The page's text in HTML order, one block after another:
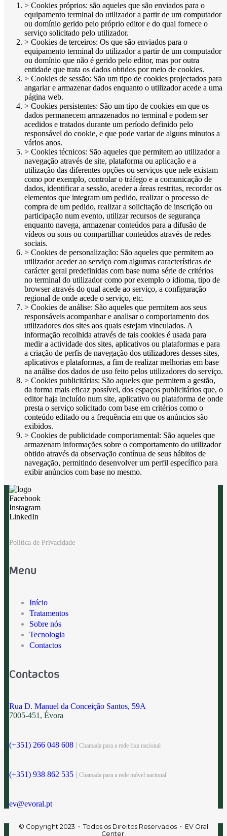
> Cookies próprios: são aqueles que são enviados para o
equipamento terminal do utilizador a partir de um computador
ou domínio gerido pelo próprio editor e do qual fornece o
serviço solicitado pelo utilizador.
> Cookies de terceiros: Os que são enviados para o
equipamento terminal do utilizador a partir de um computador
ou domínio que não é gerido pelo editor, mas por outra
entidade que trata os dados obtidos por meio de cookies.
> Cookies de sessão: São um tipo de cookies projectados para
angariar e armazenar dados enquanto o utilizador acede a uma
página web.
> Cookies persistentes: São um tipo de cookies em que os
dados permanecem armazenados no terminal e podem ser
acedidos e tratados durante um período definido pelo
responsável do cookie, e que pode variar de alguns minutos a
vários anos.
> Cookies técnicos: São aqueles que permitem ao utilizador a
navegação através de site, plataforma ou aplicação e a
utilização das diferentes opções ou serviços que nele existam
como por exemplo, controlar o tráfego e a comunicação de
dados, identificar a sessão, aceder a áreas restritas, recordar os
elementos que integram um pedido, realizar o processo de
compra de um pedido, realizar a solicitação de inscrição ou
participação num evento, utilizar recursos de segurança
enquanto navega, armazenar conteúdos para a difusão de
vídeos ou sons ou compartilhar conteúdos através de redes
sociais.
> Cookies de personalização: São aqueles que permitem ao
utilizador aceder ao serviço com algumas características de
carácter geral predefinidas com base numa série de critérios
no terminal do utilizador como por exemplo o idioma, tipo de
browser através do qual acede ao serviço, a configuração
regional de onde acede o serviço, etc.
> Cookies de análise: São aqueles que permitem aos seus
responsáveis acompanhar e analisar o comportamento dos
utilizadores dos sites aos quais estejam vinculados. A
informação recolhida através de tais cookies é usada para
medir a actividade dos sites, aplicativos ou plataformas e para
a criação de perfis de navegação dos utilizadores desses sites,
aplicativos e plataformas, a fim de realizar melhorias em base
na análise dos dados de uso feito pelos utilizadores do serviço.
> Cookies publicitárias: São aqueles que permitem a gestão,
da forma mais eficaz possível, dos espaços publicitários que, o
editor haja incluído num site, aplicativo ou plataforma de onde
presta o serviço solicitado com base em critérios como o
conteúdo editado ou a frequência em que os anúncios são
exibidos.
> Cookies de publicidade comportamental: São aqueles que
armazenam informações sobre o comportamento do utilizador
obtido através da observação contínua de seus hábitos de
navegação, permitindo desenvolver um perfil específico para
exibir anúncios com base no mesmo.
Facebook
Instagram
LinkedIn
Política de Privacidade
Menu
Início
Tratamentos
Sobre nós
Tecnologia
Contactos
Contactos
Rua D. Manuel da Conceição Santos, 59A
7005-451, Évora
(+351) 266 048 608 | Chamada para a rede fixa nacional
(+351) 938 862 535 | Chamada para a rede móvel nacional
ev@evoral.pt
© Copyright 2023 • Todos os Direitos Reservados • EV Oral
Center